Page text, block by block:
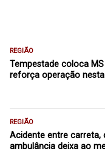
REGIÃO
Tempestade coloca
reforça operação
REGIÃO
Acidente entre carreta,
ambulância deixa ao